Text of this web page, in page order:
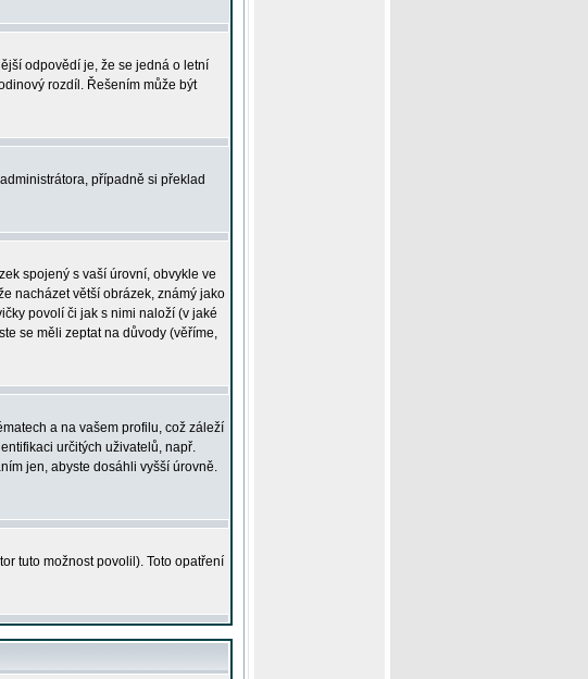
odpovědí je, že se jedná o letní
rozdíl. Řešením může být
případně si překlad
spojený s vaší úrovní, obvykle ve
nacházet větší obrázek, známý jako
povolí či jak s nimi naloží (v jaké
se měli zeptat na důvody (věříme,
a na vašem profilu, což záleží
určitých uživatelů, např.
jen, abyste dosáhli vyšší úrovně.
tuto možnost povolil). Toto opatření